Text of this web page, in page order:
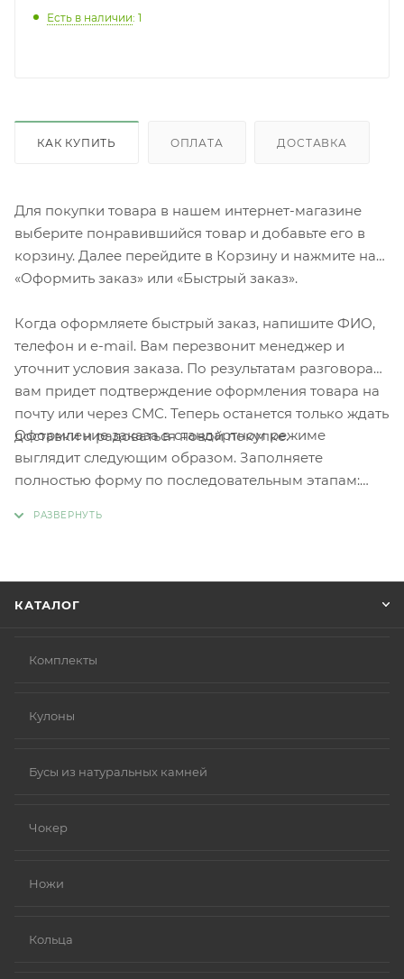
Есть в наличии: 1
КАК КУПИТЬ ОПЛАТА ДОСТАВКА
Для покупки товара в нашем интернет-магазине
выберите понравившийся товар и добавьте его в
корзину. Далее перейдите в Корзину и нажмите на
«Оформить заказ» или «Быстрый заказ».
Когда оформляете быстрый заказ, напишите ФИО,
телефон и e-mail. Вам перезвонит менеджер и
уточнит условия заказа. По результатам разговора
вам придет подтверждение оформления товара на
почту или через СМС. Теперь останется только ждать
доставки и радоваться новой покупке.
Оформление заказа в стандартном режиме
выглядит следующим образом. Заполняете
полностью форму по последовательным этапам:
КАТАЛОГ
Комплекты
Кулоны
Бусы из натуральных камней
Чокер
Ножи
Кольца